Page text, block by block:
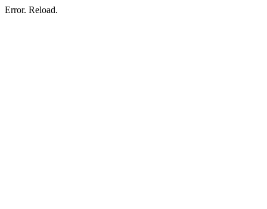
Error. Reload.